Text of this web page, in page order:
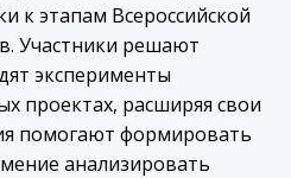
к этапам Всероссийской
Участники решают
эксперименты
проектах, расширяя свои
помогают формировать
анализировать